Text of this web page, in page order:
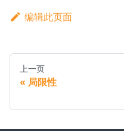
编辑此页面
上一页
局限性